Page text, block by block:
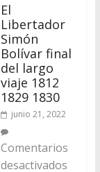
El
Libertador
Simón
Bolívar final
del largo
viaje 1812
1829 1830
junio 21, 2022
Comentarios
desactivados